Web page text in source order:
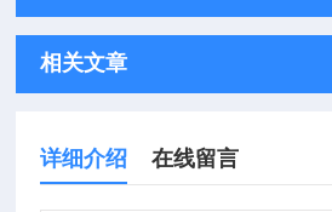
相关文章
详细介绍 在线留言